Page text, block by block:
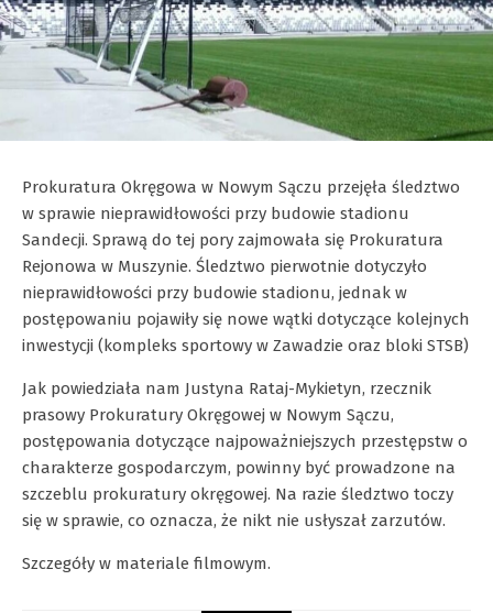
Prokuratura Okręgowa w Nowym Sączu przejęła śledztwo
w sprawie nieprawidłowości przy budowie stadionu
Sandecji. Sprawą do tej pory zajmowała się Prokuratura
Rejonowa w Muszynie. Śledztwo pierwotnie dotyczyło
nieprawidłowości przy budowie stadionu, jednak w
postępowaniu pojawiły się nowe wątki dotyczące kolejnych
inwestycji (kompleks sportowy w Zawadzie oraz bloki STSB)
Jak powiedziała nam Justyna Rataj-Mykietyn, rzecznik
prasowy Prokuratury Okręgowej w Nowym Sączu,
postępowania dotyczące najpoważniejszych przestępstw o
charakterze gospodarczym, powinny być prowadzone na
szczeblu prokuratury okręgowej. Na razie śledztwo toczy
się w sprawie, co oznacza, że nikt nie usłyszał zarzutów.
Szczegóły w materiale filmowym.